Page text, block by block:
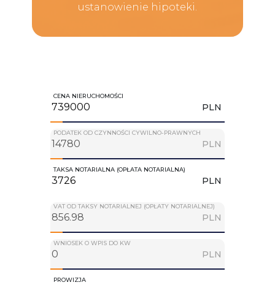
ustanowienie hipoteki.
CENA NIERUCHOMOŚCI
PLN
PODATEK OD CZYNNOŚCI CYWILNO-PRAWNYCH
PLN
TAKSA NOTARIALNA (OPŁATA NOTARIALNA)
PLN
VAT OD TAKSY NOTARIALNEJ (OPŁATY NOTARIALNEJ)
PLN
WNIOSEK O WPIS DO KW
PLN
PROWIZJA